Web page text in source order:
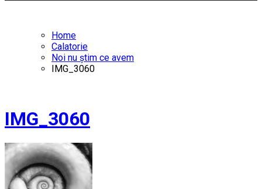
Home
Calatorie
Noi nu știm ce avem
IMG_3060
IMG_3060